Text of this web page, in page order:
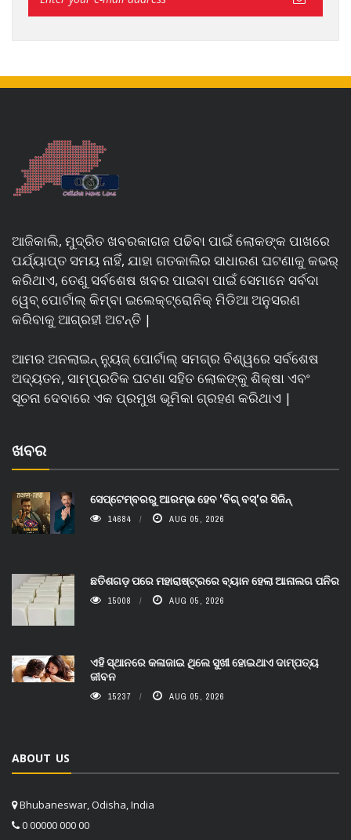
ଆଜିକାଲି, ମୁଦ୍ରିତ ଖବରକାଗଜ ପଢିବା ପାଇଁ ଲୋକଙ୍କ ପାଖରେ
ପର୍ଯ୍ୟାପ୍ତ ସମୟ ନାହିଁ, ଯାହା ଗତକାଲିର ସାଧାରଣ ଘଟଣାକୁ କଭର୍
କରିଥାଏ, ତେଣୁ ସର୍ବଶେଷ ଖବର ପାଇବା ପାଇଁ ସେମାନେ ସର୍ବଦା
ୱେବ୍ ପୋର୍ଟାଲ୍ କିମ୍ବା ଇଲେକ୍ଟ୍ରୋନିକ୍ ମିଡିଆ ଅନୁସରଣ
କରିବାକୁ ଆଗ୍ରହୀ ଅଟନ୍ତି |
ଆମର ଅନଲାଇନ୍ ନ୍ୟୁଜ୍ ପୋର୍ଟାଲ୍ ସମଗ୍ର ବିଶ୍ୱରେ ସର୍ବଶେଷ
ଅଦ୍ୟତନ, ସାମ୍ପ୍ରତିକ ଘଟଣା ସହିତ ଲୋକଙ୍କୁ ଶିକ୍ଷା ଏବଂ
ସୂଚନା ଦେବାରେ ଏକ ପ୍ରମୁଖ ଭୂମିକା ଗ୍ରହଣ କରିଥାଏ |
ଖବର
ସେପ୍ଟେମ୍ବରରୁ ଆରମ୍ଭ ହେବ 'ବିଗ୍ ବସ୍'ର ସିଜିନ୍
14684 AUG 05, 2026
ଛତିଶଗଡ଼ ପରେ ମହାରାଷ୍ଟ୍ରରେ ବ୍ୟାନ ହେଲା ଆନାଲଗ ପନିର
15008 AUG 05, 2026
ଏହି ସ୍ଥାନରେ କଳାଜାଇ ଥିଲେ ସୁଖୀ ହୋଇଥାଏ ଦାମ୍ପତ୍ୟ
ଜୀବନ
15237 AUG 05, 2026
ABOUT US
Bhubaneswar, Odisha, India
0 00000 000 00